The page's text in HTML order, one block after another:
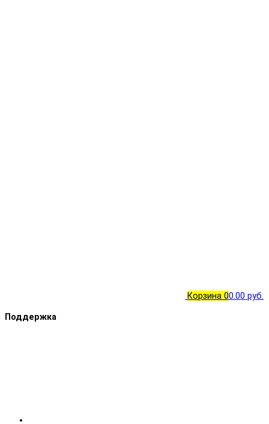
Корзина 00.00 руб.
Поддержка